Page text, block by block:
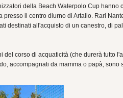
della Beach Waterpolo Cup hanno
presso il centro diurno di Artallo. Rari
destinati all'acquisto di un canestro, di
del corso di acquaticità (che durerà tutto
accompagnati da mamma o papà,